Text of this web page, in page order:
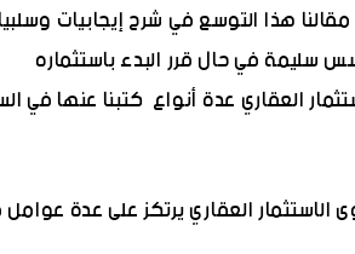
هذا التوسع في شرح إيجابيات
سليمة في حال قرر البدء باستثماره
العقاري عدة أنواع كتبنا عنها
الاستثمار العقاري يرتكز على عدة